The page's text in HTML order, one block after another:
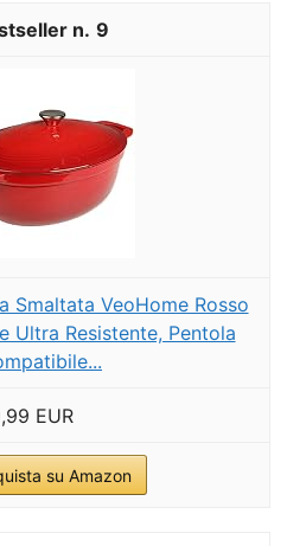
9
Smaltata VeoHome Rosso
Ultra Resistente, Pentola
EUR
su Amazon